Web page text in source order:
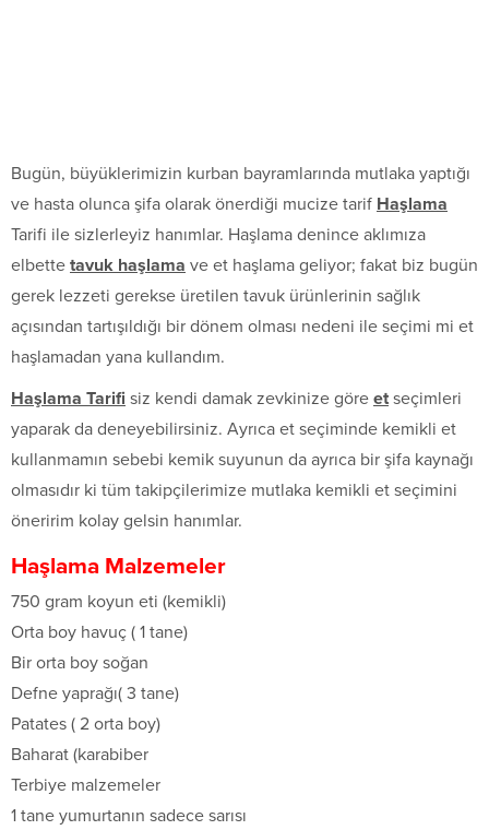
Bugün, büyüklerimizin kurban bayramlarında mutlaka yaptığı
ve hasta olunca şifa olarak önerdiği mucize tarif Haşlama
Tarifi ile sizlerleyiz hanımlar. Haşlama denince aklımıza
elbette tavuk haşlama ve et haşlama geliyor; fakat biz bugün
gerek lezzeti gerekse üretilen tavuk ürünlerinin sağlık
açısından tartışıldığı bir dönem olması nedeni ile seçimi mi et
haşlamadan yana kullandım.
Haşlama Tarifi siz kendi damak zevkinize göre et seçimleri
yaparak da deneyebilirsiniz. Ayrıca et seçiminde kemikli et
kullanmamın sebebi kemik suyunun da ayrıca bir şifa kaynağı
olmasıdır ki tüm takipçilerimize mutlaka kemikli et seçimini
öneririm kolay gelsin hanımlar.
Haşlama Malzemeler
750 gram koyun eti (kemikli)
Orta boy havuç ( 1 tane)
Bir orta boy soğan
Defne yaprağı( 3 tane)
Patates ( 2 orta boy)
Baharat (karabiber
Terbiye malzemeler
1 tane yumurtanın sadece sarısı